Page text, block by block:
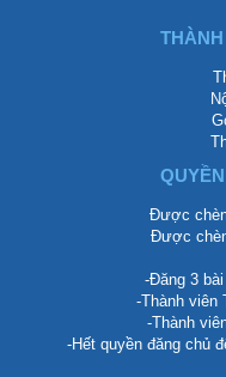
Được
Được
-Đăng 3
-Thành viên
-Thành
-Hết quyền đăng chủ